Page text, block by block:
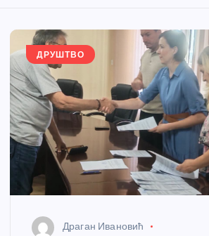
ДРУШТВО
Драган Ивановић